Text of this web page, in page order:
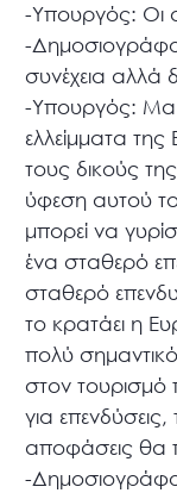
-Υπουργός: Οι
-
συνέχεια αλλά
-Υπουργός: Μα
ελλείμματα
τους δικούς
ύφεση αυτού
μπορεί να
ένα σταθερό
σταθερό
το κρατάει η
πολύ
στον τουρισμό
για επενδύσεις,
αποφάσεις θα
-